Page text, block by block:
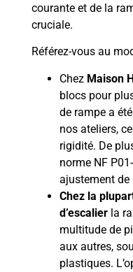
courante et de la
cruciale.
Référez-vous au
Chez Maison
blocs pour
de rampe a
nos ateliers,
rigidité. De
norme NF
ajustement de
Chez la
d’escalier la
multitude de
aux autres,
plastiques.